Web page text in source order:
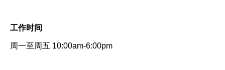
工作时间
周一至周五 10:00am-6:00pm